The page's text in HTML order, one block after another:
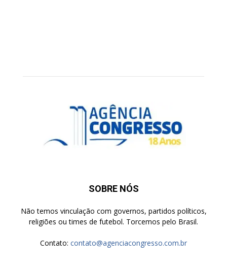
SOBRE NÓS
Não temos vinculação com governos, partidos políticos,
religiões ou times de futebol. Torcemos pelo Brasil.
Contato: contato@agenciacongresso.com.br